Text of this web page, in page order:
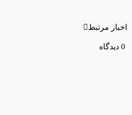
اخبار مرتبط
0 دیدگاه